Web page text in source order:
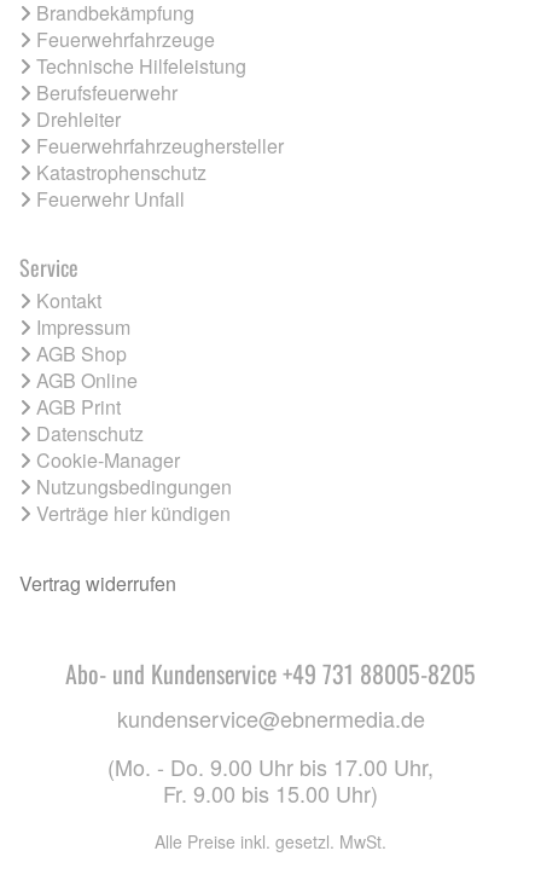
Brandbekämpfung
Feuerwehrfahrzeuge
Technische Hilfeleistung
Berufsfeuerwehr
Drehleiter
Feuerwehrfahrzeughersteller
Katastrophenschutz
Feuerwehr Unfall
Service
Kontakt
Impressum
AGB Shop
AGB Online
AGB Print
Datenschutz
Cookie-Manager
Nutzungsbedingungen
Verträge hier kündigen
Vertrag widerrufen
Abo- und Kundenservice +49 731 88005-8205
kundenservice@ebnermedia.de
(Mo. - Do. 9.00 Uhr bis 17.00 Uhr,
Fr. 9.00 bis 15.00 Uhr)
Alle Preise inkl. gesetzl. MwSt.